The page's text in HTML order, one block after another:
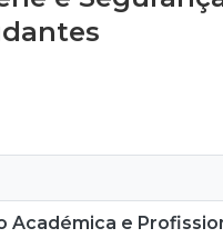
Académica e